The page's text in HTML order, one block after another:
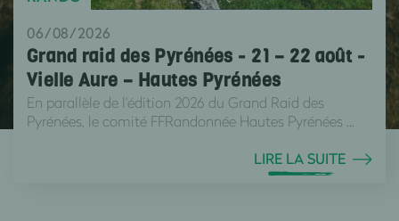
06/08/2026
Grand raid des Pyrénées - 21 – 22 août -
Vielle Aure – Hautes Pyrénées
En parallèle de l'édition 2026 du Grand Raid des
Pyrénées, le comité FFRandonnée Hautes Pyrénées ...
LIRE LA SUITE